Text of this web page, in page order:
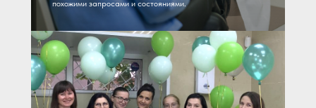
похожими запросами и состояниями.